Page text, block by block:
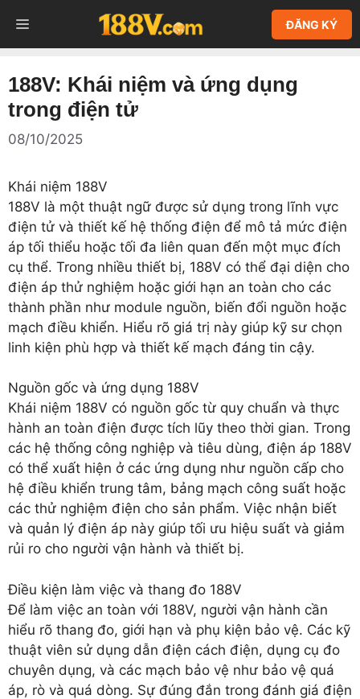
đến
nội
ĐĂNG KÝ
MENU
188V: Khái niệm và ứng dụng
trong điện tử
08/10/2025
Khái niệm 188V
188V là một thuật ngữ được sử dụng trong lĩnh vực
điện tử và thiết kế hệ thống điện để mô tả mức điện
áp tối thiểu hoặc tối đa liên quan đến một mục đích
cụ thể. Trong nhiều thiết bị, 188V có thể đại diện cho
điện áp thử nghiệm hoặc giới hạn an toàn cho các
thành phần như module nguồn, biến đổi nguồn hoặc
mạch điều khiển. Hiểu rõ giá trị này giúp kỹ sư chọn
linh kiện phù hợp và thiết kế mạch đáng tin cậy.
Nguồn gốc và ứng dụng 188V
Khái niệm 188V có nguồn gốc từ quy chuẩn và thực
hành an toàn điện được tích lũy theo thời gian. Trong
các hệ thống công nghiệp và tiêu dùng, điện áp 188V
có thể xuất hiện ở các ứng dụng như nguồn cấp cho
hệ điều khiển trung tâm, bảng mạch công suất hoặc
các thử nghiệm điện cho sản phẩm. Việc nhận biết
và quản lý điện áp này giúp tối ưu hiệu suất và giảm
rủi ro cho người vận hành và thiết bị.
Điều kiện làm việc và thang đo 188V
Để làm việc an toàn với 188V, người vận hành cần
hiểu rõ thang đo, giới hạn và phụ kiện bảo vệ. Các kỹ
thuật viên sử dụng dẫn điện cách điện, dụng cụ đo
chuyên dụng, và các mạch bảo vệ như bảo vệ quá
áp, rò và quá dòng. Sự đúng đắn trong đánh giá điện